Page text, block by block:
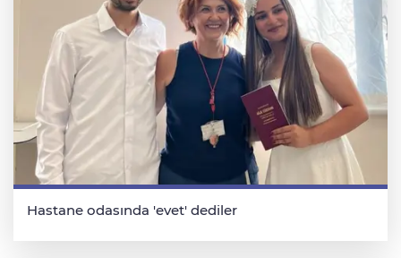
Hastane odasında 'evet' dediler